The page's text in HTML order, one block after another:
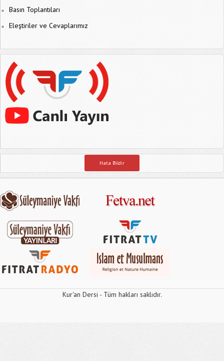
Basın Toplantıları
Eleştiriler ve Cevaplarımız
Hata Bildir
Kur'an Dersi - Tüm hakları saklıdır.